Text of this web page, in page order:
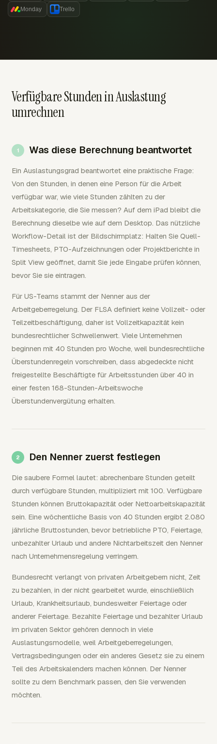
Monday Trello
Verfügbare Stunden in Auslastung
umrechnen
Was diese Berechnung beantwortet
Ein Auslastungsgrad beantwortet eine praktische Frage:
Von den Stunden, in denen eine Person für die Arbeit
verfügbar war, wie viele Stunden zählten zu der
Arbeitskategorie, die Sie messen? Auf dem iPad bleibt die
Berechnung dieselbe wie auf dem Desktop. Das nützliche
Workflow-Detail ist der Bildschirmplatz: Halten Sie Quell-
Timesheets, PTO-Aufzeichnungen oder Projektberichte in
Split View geöffnet, damit Sie jede Eingabe prüfen können,
bevor Sie sie eintragen.
Für US-Teams stammt der Nenner aus der
Arbeitgeberregelung. Der FLSA definiert keine Vollzeit- oder
Teilzeitbeschäftigung, daher ist Vollzeitkapazität kein
bundesrechtlicher Schwellenwert. Viele Unternehmen
beginnen mit 40 Stunden pro Woche, weil bundesrechtliche
Überstundenregeln vorschreiben, dass abgedeckte nicht
freigestellte Beschäftigte für Arbeitsstunden über 40 in
einer festen 168-Stunden-Arbeitswoche
Überstundenvergütung erhalten.
Den Nenner zuerst festlegen
Die saubere Formel lautet: abrechenbare Stunden geteilt
durch verfügbare Stunden, multipliziert mit 100. Verfügbare
Stunden können Bruttokapazität oder Nettoarbeitskapazität
sein. Eine wöchentliche Basis von 40 Stunden ergibt 2.080
jährliche Bruttostunden, bevor betriebliche PTO, Feiertage,
unbezahlter Urlaub und andere Nichtarbeitszeit den Nenner
nach Unternehmensregelung verringern.
Bundesrecht verlangt von privaten Arbeitgebern nicht, Zeit
zu bezahlen, in der nicht gearbeitet wurde, einschließlich
Urlaub, Krankheitsurlaub, bundesweiter Feiertage oder
anderer Feiertage. Bezahlte Feiertage und bezahlter Urlaub
im privaten Sektor gehören dennoch in viele
Auslastungsmodelle, weil Arbeitgeberregelungen,
Vertragsbedingungen oder ein anderes Gesetz sie zu einem
Teil des Arbeitskalenders machen können. Der Nenner
sollte zu dem Benchmark passen, den Sie verwenden
möchten.